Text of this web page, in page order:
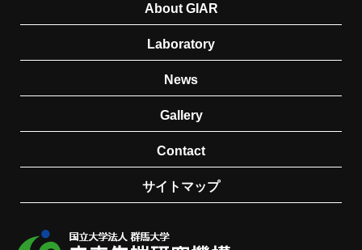
About GIAR
Laboratory
News
Gallery
Contact
サイトマップ